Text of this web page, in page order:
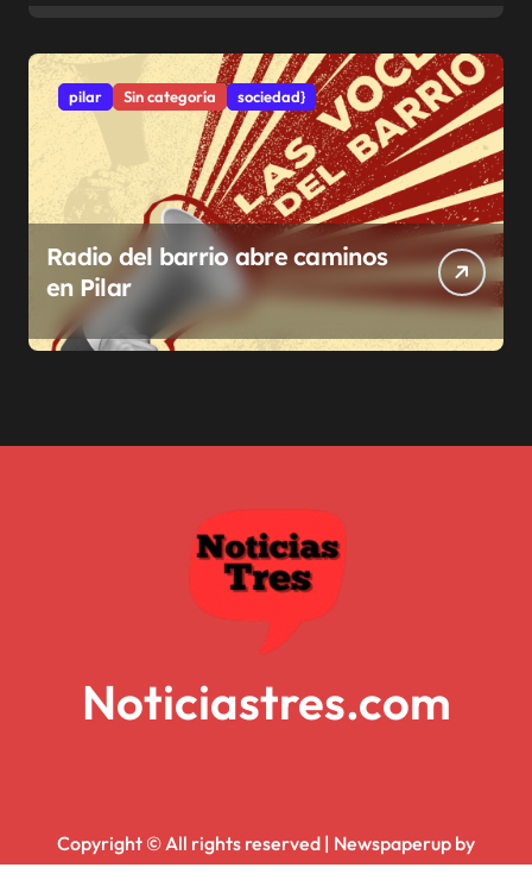
pilar Sin categoría sociedad}
Radio del barrio abre caminos
en Pilar
Noticiastres.com
Copyright © All rights reserved | Newspaperup by